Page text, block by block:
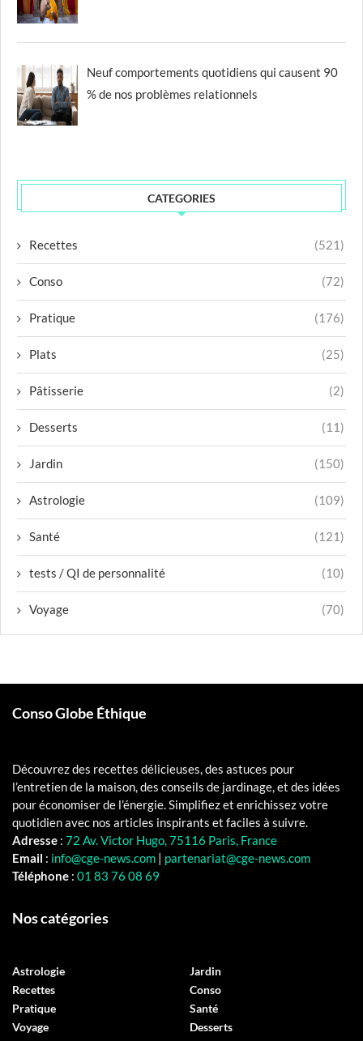
Neuf comportements quotidiens qui causent 90
% de nos problèmes relationnels
CATEGORIES
Recettes (521)
Conso (72)
Pratique (176)
Plats (25)
Pâtisserie (2)
Desserts (11)
Jardin (150)
Astrologie (109)
Santé (121)
tests / QI de personnalité (10)
Voyage (70)
Conso Globe Éthique
Découvrez des recettes délicieuses, des astuces pour
l’entretien de la maison, des conseils de jardinage, et des idées
pour économiser de l’énergie. Simplifiez et enrichissez votre
quotidien avec nos articles inspirants et faciles à suivre.
Adresse : 72 Av. Victor Hugo, 75116 Paris, France
Email : info@cge-news.com | partenariat@cge-news.com
Téléphone : 01 83 76 08 69
Nos catégories
Astrologie
Jardin
Recettes
Conso
Pratique
Santé
Voyage
Desserts